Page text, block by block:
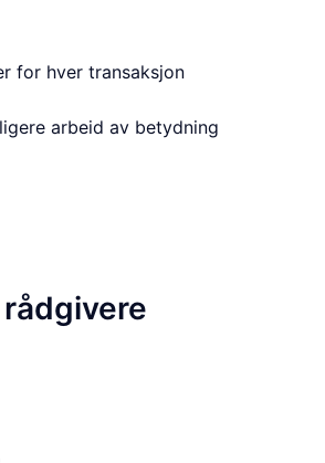
for hver transaksjon
arbeid av betydning